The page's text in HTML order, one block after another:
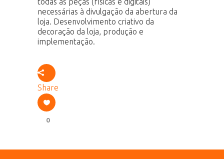
necessárias à divulgação da abertura da
loja. Desenvolvimento criativo da
decoração da loja, produção e
implementação.
Share
0